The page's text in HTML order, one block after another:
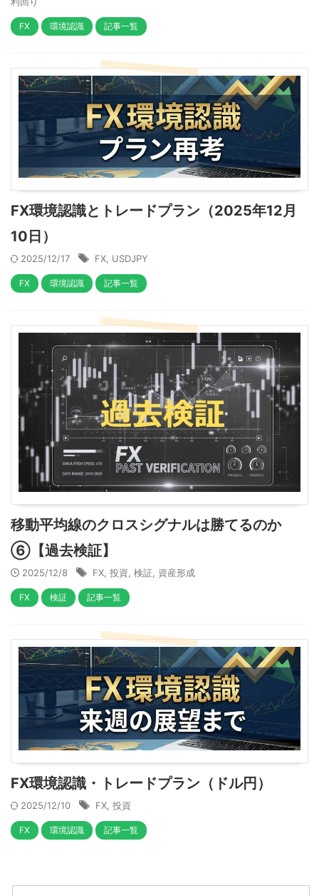
FX 環境認識 記事一覧
FX環境認識とトレードプラン（2025年12月
10日）
2025/12/17 FX USDJPY
FX 環境認識 記事一覧
移動平均線のクロスシグナルは勝てるのか
⑥【過去検証】
2025/12/8 FX 投資 検証 資産形成
FX 検証 記事一覧
FX環境認識・トレードプラン（ドル円）
2025/12/10 FX 投資
FX 環境認識 記事一覧